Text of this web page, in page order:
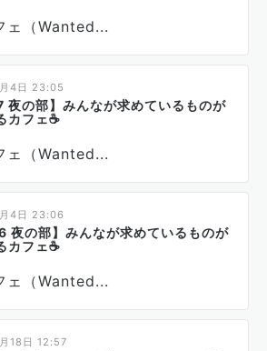
ェ（Wanted...
4日 23:05
夜の部】みんなが求めているものが
カフェ☕
ェ（Wanted...
4日 23:06
夜の部】みんなが求めているものが
カフェ☕
ェ（Wanted...
18日 12:57